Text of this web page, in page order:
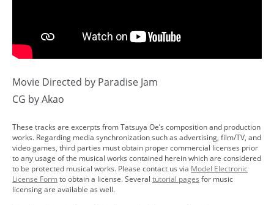
Movie Directed by Paradise Jam
CG by Akao
These tracks are excerpts from Tatsuya Oe’s composition and production
works. Regarding media synchronization such as advertising, film/TV, and
video games, third parties must obtain proper commercial licenses prior
to any usage of the musical works contained herein which are considered
to be protected musical works. Please contact us via Model Electronic
License Formto obtain a license. Several tutorial pages for music
licensing are available as well.